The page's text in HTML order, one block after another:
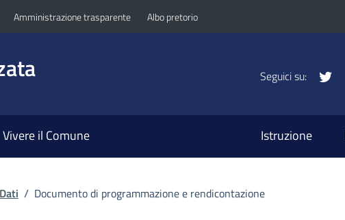
Amministrazione trasparente Albo pretorio
Seguici su:
Vivere il Comune Istruzione
/ Documento di programmazione e rendicontazione